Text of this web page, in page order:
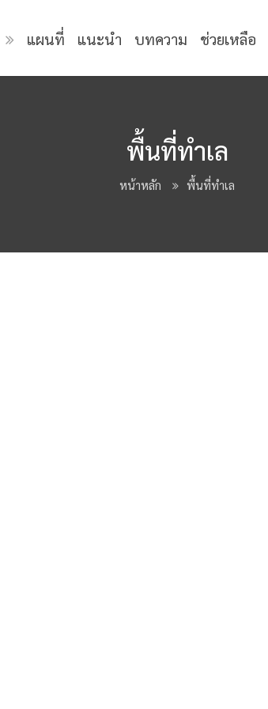
แผนที่ แนะนำ บทความ ช่วยเหลือ
พื้นที่ทำเล
หน้าหลัก พื้นที่ทำเล